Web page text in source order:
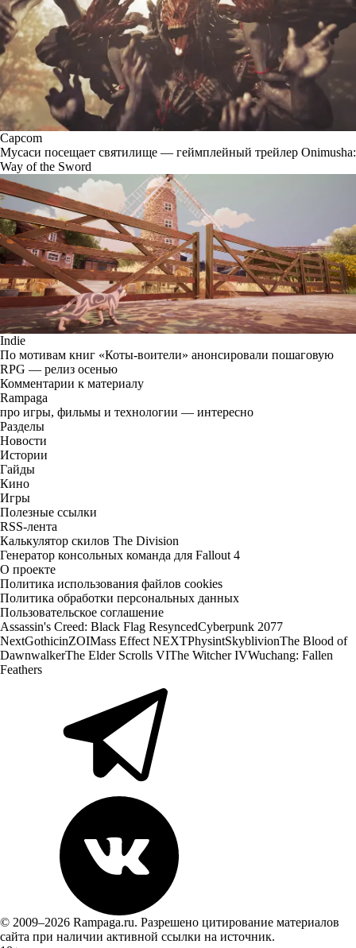
Capcom
Мусаси посещает святилище — геймплейный трейлер Onimusha:
Way of the Sword
Indie
По мотивам книг «Коты-воители» анонсировали пошаговую
RPG — релиз осенью
Комментарии к материалу
Rampaga
про игры, фильмы и технологии — интересно
Разделы
Новости
Истории
Гайды
Кино
Игры
Полезные ссылки
RSS-лента
Калькулятор скилов The Division
Генератор консольных команда для Fallout 4
О проекте
Политика использования файлов cookies
Политика обработки персональных данных
Пользовательское соглашение
Assassin's Creed: Black Flag ResyncedCyberpunk 2077
NextGothicinZOIMass Effect NEXTPhysintSkyblivionThe Blood of
DawnwalkerThe Elder Scrolls VIThe Witcher IVWuchang: Fallen
Feathers
© 2009–2026 Rampaga.ru. Разрешено цитирование материалов
сайта при наличии активной ссылки на источник.